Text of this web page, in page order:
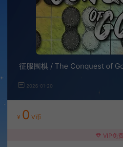
征服围棋 / The Conquest of
2026-01-20
¥ 0 V币
VIP免费